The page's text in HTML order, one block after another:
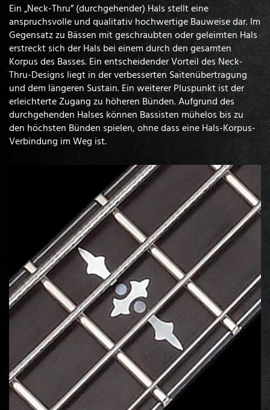
Ein „Neck-Thru” (durchgehender) Hals stellt eine
anspruchsvolle und qualitativ hochwertige Bauweise dar. Im
Gegensatz zu Bässen mit geschraubten oder geleimten Hals
erstreckt sich der Hals bei einem durch den gesamten
Korpus des Basses. Ein entscheidender Vorteil des Neck-
Thru-Designs liegt in der verbesserten Saitenübertragung
und dem längeren Sustain. Ein weiterer Pluspunkt ist der
erleichterte Zugang zu höheren Bünden. Aufgrund des
durchgehenden Halses können Bassisten mühelos bis zu
den höchsten Bünden spielen, ohne dass eine Hals-Korpus-
Verbindung im Weg ist.